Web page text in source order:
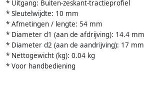
* Uitgang: Buiten-zeskant-tractieprofiel
* Sleutelwijdte: 10 mm
* Afmetingen / lengte: 54 mm
* Diameter d1 (aan de afdrijving): 14.4 mm
* Diameter d2 (aan de aandrijving): 17 mm
* Nettogewicht (kg): 0.04 kg
* Voor handbediening